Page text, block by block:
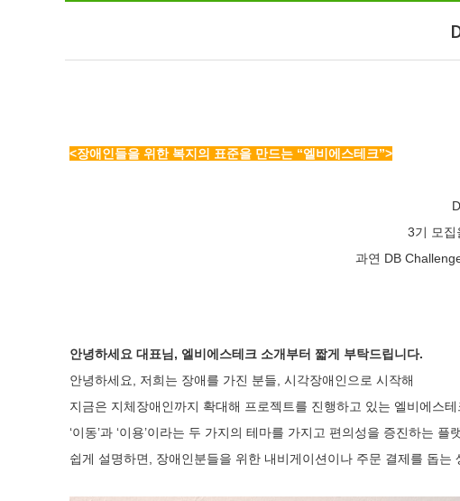
<장애인들을 위한 복지의 표준을 만드는 “엘비에스테크”>
3기 모집
과연 DB
안녕하세요 대표님, 엘비에스테크 소개부터 짧게 부탁드립니다.
안녕하세요, 저희는 장애를 가진 분들, 시각장애인으로 시작해
지금은 지체장애인까지 확대해 프로젝트를 진행하고 있는 엘비에스테
‘이동’과 ‘이용’이라는 두 가지의 테마를 가지고 편의성을 증진하는 플
쉽게 설명하면, 장애인분들을 위한 내비게이션이나 주문 결제를 돕는